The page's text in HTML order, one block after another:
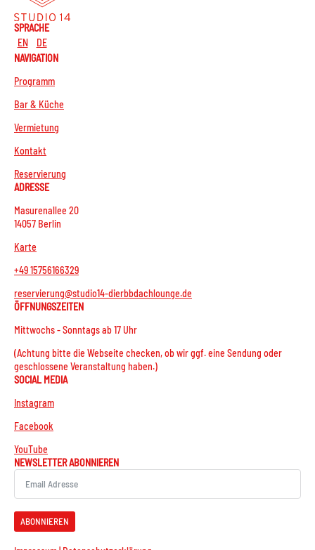
SPRACHE
EN
DE
NAVIGATION
Programm
Bar & Küche
Vermietung
Kontakt
Reservierung
ADRESSE
Masurenallee 20
14057 Berlin
Karte
+49 15756166329
reservierung@studio14-dierbbdachlounge.de
ÖFFNUNGSZEITEN
Mittwochs - Sonntags ab 17 Uhr
(Achtung bitte die Webseite checken, ob wir ggf. eine Sendung oder
geschlossene Veranstaltung haben.)
SOCIAL MEDIA
Instagram
Facebook
YouTube
NEWSLETTER ABONNIEREN
ABONNIEREN